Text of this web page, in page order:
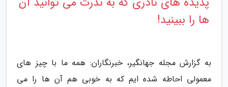
ها را ببینید!
به گزارش مجله جهانگیر، خبرنگاران: همه ما با چیز های
معمولی احاطه شده ایم که به خوبی هم آن ها را می